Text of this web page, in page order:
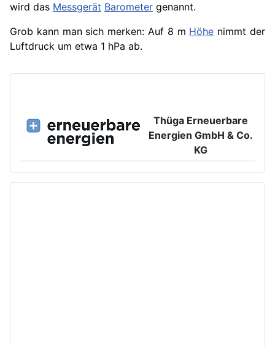
wird das Messgerät Barometer genannt.
Grob kann man sich merken: Auf 8 m Höhe nimmt der
Luftdruck um etwa 1 hPa ab.
Thüga Erneuerbare
Energien GmbH & Co.
KG
www.ee.thuega.de